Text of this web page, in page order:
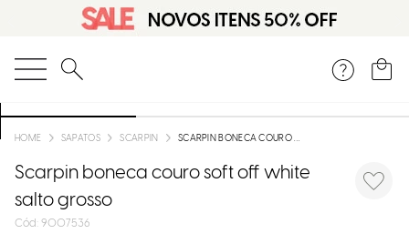
O que você está procurando?
SAPATOS SCARPIN SCARPIN BONECA COURO SOFT OFF WHITE SALTO GROSSO
Scarpin boneca couro soft off white
salto grosso
: 9007536